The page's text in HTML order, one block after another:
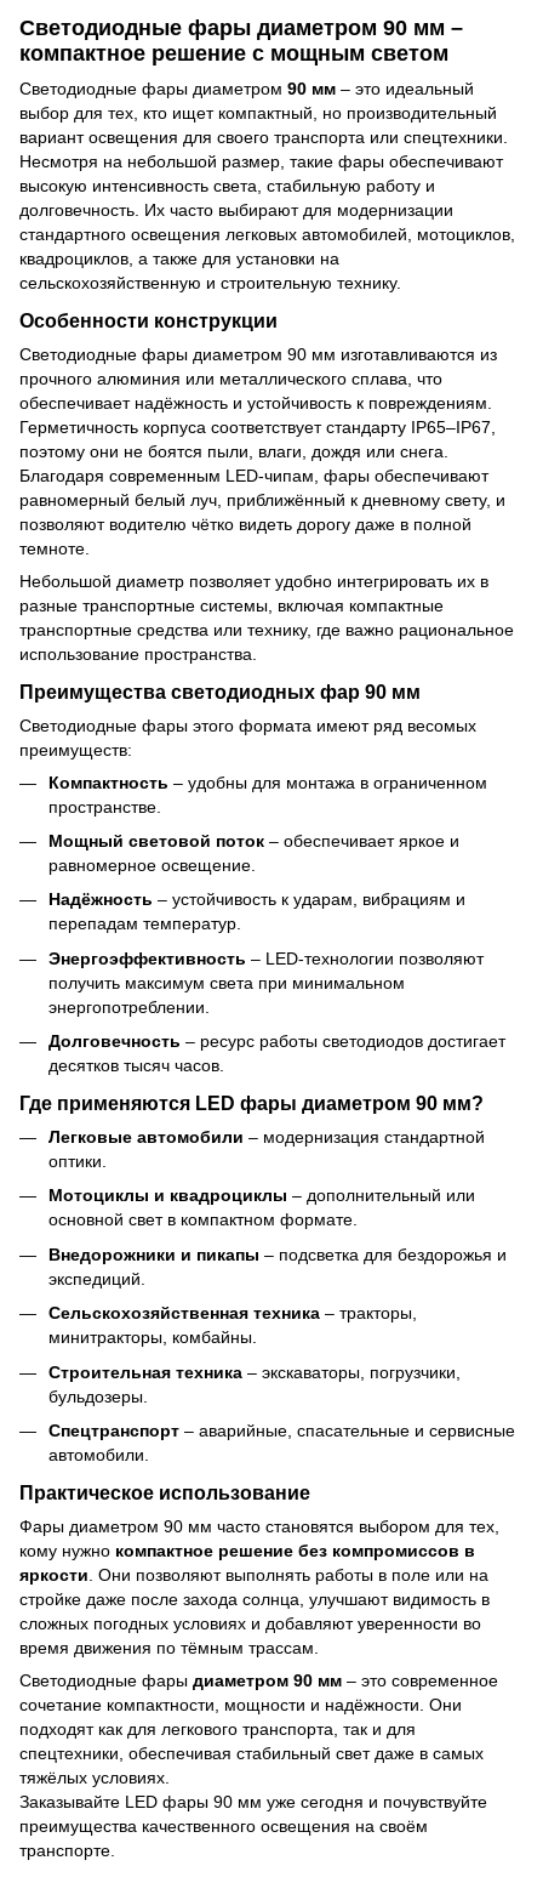
Светодиодные фары диаметром 90 мм –
компактное решение с мощным светом
Светодиодные фары диаметром 90 мм – это идеальный
выбор для тех, кто ищет компактный, но производительный
вариант освещения для своего транспорта или спецтехники.
Несмотря на небольшой размер, такие фары обеспечивают
высокую интенсивность света, стабильную работу и
долговечность. Их часто выбирают для модернизации
стандартного освещения легковых автомобилей, мотоциклов,
квадроциклов, а также для установки на
сельскохозяйственную и строительную технику.
Особенности конструкции
Светодиодные фары диаметром 90 мм изготавливаются из
прочного алюминия или металлического сплава, что
обеспечивает надёжность и устойчивость к повреждениям.
Герметичность корпуса соответствует стандарту IP65–IP67,
поэтому они не боятся пыли, влаги, дождя или снега.
Благодаря современным LED-чипам, фары обеспечивают
равномерный белый луч, приближённый к дневному свету, и
позволяют водителю чётко видеть дорогу даже в полной
темноте.
Небольшой диаметр позволяет удобно интегрировать их в
разные транспортные системы, включая компактные
транспортные средства или технику, где важно рациональное
использование пространства.
Преимущества светодиодных фар 90 мм
Светодиодные фары этого формата имеют ряд весомых
преимуществ:
Компактность – удобны для монтажа в ограниченном
пространстве.
Мощный световой поток – обеспечивает яркое и
равномерное освещение.
Надёжность – устойчивость к ударам, вибрациям и
перепадам температур.
Энергоэффективность – LED-технологии позволяют
получить максимум света при минимальном
энергопотреблении.
Долговечность – ресурс работы светодиодов достигает
десятков тысяч часов.
Где применяются LED фары диаметром 90 мм?
Легковые автомобили – модернизация стандартной
оптики.
Мотоциклы и квадроциклы – дополнительный или
основной свет в компактном формате.
Внедорожники и пикапы – подсветка для бездорожья и
экспедиций.
Сельскохозяйственная техника – тракторы,
минитракторы, комбайны.
Строительная техника – экскаваторы, погрузчики,
бульдозеры.
Спецтранспорт – аварийные, спасательные и сервисные
автомобили.
Практическое использование
Фары диаметром 90 мм часто становятся выбором для тех,
кому нужно компактное решение без компромиссов в
яркости . Они позволяют выполнять работы в поле или на
стройке даже после захода солнца, улучшают видимость в
сложных погодных условиях и добавляют уверенности во
время движения по тёмным трассам.
Светодиодные фары диаметром 90 мм – это современное
сочетание компактности, мощности и надёжности. Они
подходят как для легкового транспорта, так и для
спецтехники, обеспечивая стабильный свет даже в самых
тяжёлых условиях.
Заказывайте LED фары 90 мм уже сегодня и почувствуйте
преимущества качественного освещения на своём
транспорте.